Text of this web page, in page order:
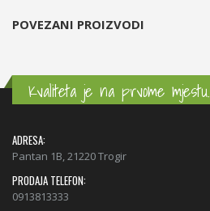
POVEZANI PROIZVODI
Kvaliteta je na prvome mjestu.
ADRESA:
Pantan 1B, 21220 Trogir
PRODAJA TELEFON:
0913813333